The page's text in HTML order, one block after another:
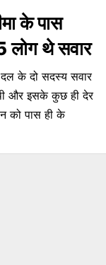
के पास
लोग थे सवार
दल के दो सदस्‍य सवार
और इसके कुछ ही देर
को पास ही के